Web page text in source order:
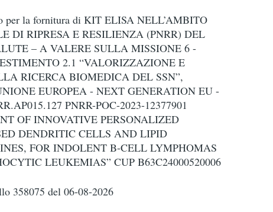
per la fornitura di KIT ELISA NELL’AMBITO
DI RIPRESA E RESILIENZA (PNRR) DEL
– A VALERE SULLA MISSIONE 6 -
2.1 “VALORIZZAZIONE E
RICERCA BIOMEDICA DEL SSN”,
EUROPEA - NEXT GENERATION EU -
PNRR-POC-2023-12377901
OF INNOVATIVE PERSONALIZED
DENDRITIC CELLS AND LIPID
FOR INDOLENT B-CELL LYMPHOMAS
LEUKEMIAS” CUP B63C24000520006
358075 del 06-08-2026